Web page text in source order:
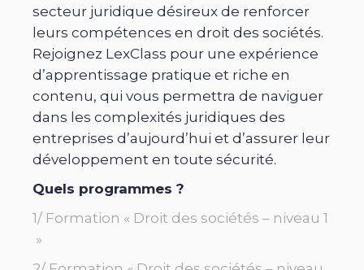
secteur juridique désireux de renforcer
leurs compétences en droit des sociétés.
Rejoignez LexClass pour une expérience
d’apprentissage pratique et riche en
contenu, qui vous permettra de naviguer
dans les complexités juridiques des
entreprises d’aujourd’hui et d’assurer leur
développement en toute sécurité.
Quels programmes ?
1/ Formation « Droit des sociétés – niveau 1
»